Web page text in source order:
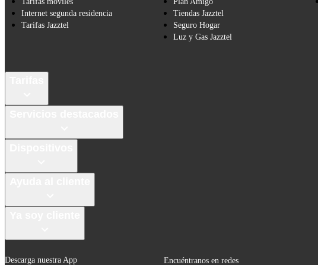
Internet segunda residencia
Tarifas Jazztel
Tiendas Jazztel
Seguro Hogar
Luz y Gas Jazztel
Descarga nuestra App Encuéntranos en redes